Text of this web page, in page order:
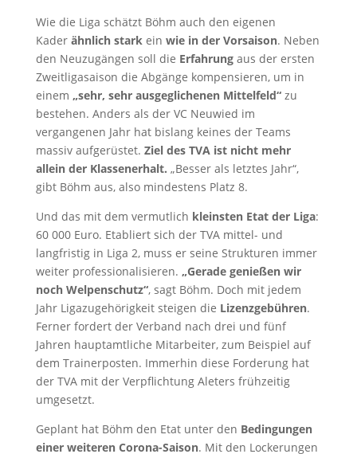
Wie die Liga schätzt Böhm auch den eigenen
Kader ähnlich starkein wie in der Vorsaison. Neben
den Neuzugängen soll die Erfahrungaus der ersten
Zweitligasaison die Abgänge kompensieren, um in
einem „sehr, sehr ausgeglichenen Mittelfeld“zu
bestehen. Anders als der VC Neuwied im
vergangenen Jahr hat bislang keines der Teams
massiv aufgerüstet. Ziel des TVA ist nicht mehr
allein der Klassenerhalt. „Besser als letztes Jahr“,
gibt Böhm aus, also mindestens Platz 8.
Und das mit dem vermutlich kleinsten Etat der Liga:
60 000 Euro. Etabliert sich der TVA mittel- und
langfristig in Liga 2, muss er seine Strukturen immer
weiter professionalisieren. „Gerade genießen wir
noch Welpenschutz“, sagt Böhm. Doch mit jedem
Jahr Ligazugehörigkeit steigen die Lizenzgebühren.
Ferner fordert der Verband nach drei und fünf
Jahren hauptamtliche Mitarbeiter, zum Beispiel auf
dem Trainerposten. Immerhin diese Forderung hat
der TVA mit der Verpflichtung Aleters frühzeitig
umgesetzt.
Geplant hat Böhm den Etat unter den Bedingungen
einer weiteren Corona-Saison. Mit den Lockerungen